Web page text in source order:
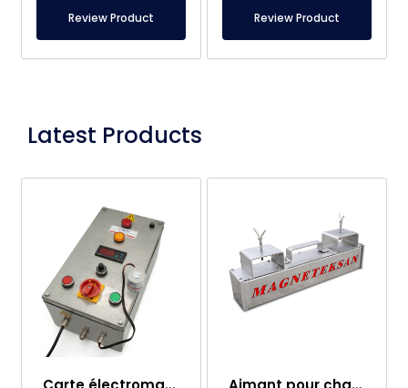
Review Product Review Product
Latest Products